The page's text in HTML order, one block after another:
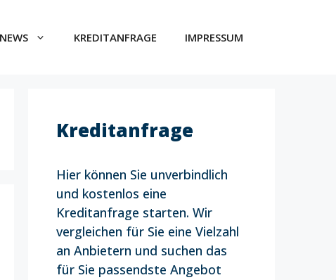
KREDITANFRAGE IMPRESSUM
Kreditanfrage
Hier können Sie unverbindlich
und kostenlos eine
Kreditanfrage starten. Wir
vergleichen für Sie eine Vielzahl
an Anbietern und suchen das
für Sie passendste Angebot